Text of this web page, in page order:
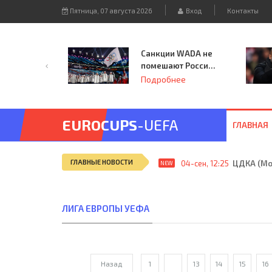
Пятница, 07 августа 2026 Вход Контакты
Санкции WADA не
помешают России
принять
Подробнее
EUROCUPS-UEFA ГЛАВНАЯ
ГЛАВНЫЕ НОВОСТИ NEW 04-сен, 12:25 ЦДКА
ЛИГА ЕВРОПЫ УЕФА
Назад 1 13 14 15 16